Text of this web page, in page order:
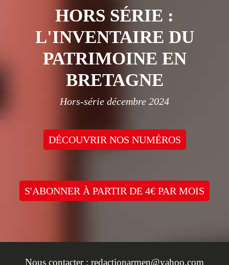
HORS SÉRIE :
L'INVENTAIRE DU
PATRIMOINE EN
BRETAGNE
Hors-série décembre 2024
DÉCOUVRIR NOS NUMÉROS
S'ABONNER À PARTIR DE 4€ PAR MOIS
Nous contacter : redactionarmen@yahoo.com